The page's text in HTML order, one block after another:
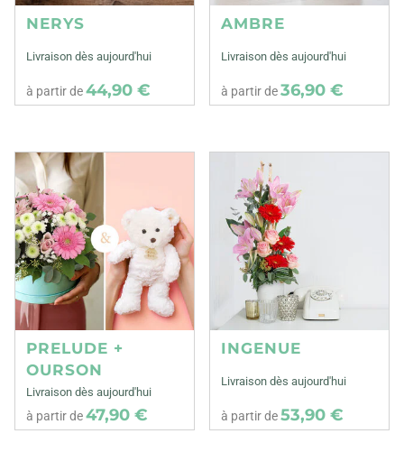
NERYS
Livraison dès aujourd'hui
à partir de44,90 €
AMBRE
Livraison dès aujourd'hui
à partir de36,90 €
PRELUDE +
OURSON
Livraison dès aujourd'hui
à partir de47,90 €
INGENUE
Livraison dès aujourd'hui
à partir de53,90 €